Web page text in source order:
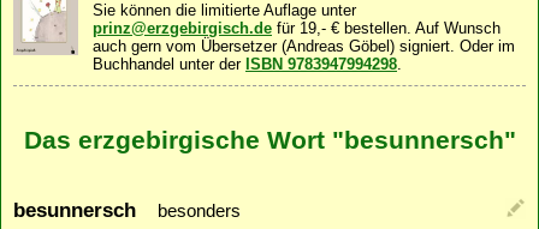
Sie können die limitierte Auflage unter
prinz@erzgebirgisch.de für 19,- € bestellen. Auf Wunsch
auch gern vom Übersetzer (Andreas Göbel) signiert. Oder im
Buchhandel unter der ISBN 9783947994298.
Das erzgebirgische Wort "besunnersch"
besunnersch besonders